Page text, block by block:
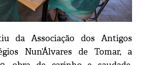
da Associação dos Antigos
Nun’Álvares de Tomar, a